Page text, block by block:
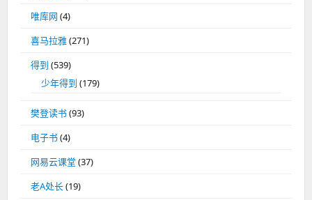
唯库网 (4)
喜马拉雅(271)
得到 (539)
少年得到 (179)
樊登读书(93)
电子书(4)
网易云课堂 (37)
老A处长(19)